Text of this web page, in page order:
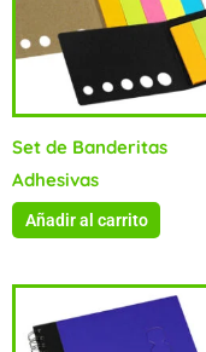
Set de Banderitas
Adhesivas
Añadir al carrito